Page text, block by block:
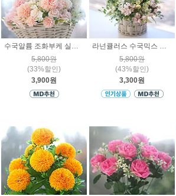
수국알륨 조화부케 실크플라워 고급 조화 장식
5,800원
(33%할인)
3,900원
라넌큘러스 수국믹스 조화 인테리어 인조꽃 소품장식
5,800원
(43%할인)
3,300원